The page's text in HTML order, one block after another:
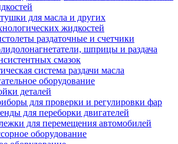
для масла и других
жидкостей
раздаточные и счетчики
шприцы и раздача
смазок
система раздачи масла
оборудование
деталей
для проверки и регулировки фар
для переборки двигателей
для перемещения автомобилей
оборудование